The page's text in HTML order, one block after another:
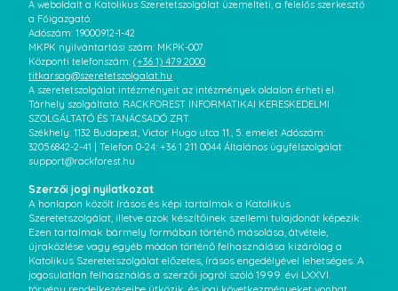
A weboldalt a Katolikus Szeretetszolgálat üzemelteti, a felelős szerkesztő
a Főigazgató.
Adószám: 19000912-1-42
MKPK nyilvántartási szám: MKPK-007
Központi telefonszám: (+36 1) 479 2000
titkarsag@szeretetszolgalat.hu
A szeretetszolgálat intézményeit az intézmények oldalon érheti el.
Tárhely szolgáltató: RACKFOREST INFORMATIKAI KERESKEDELMI
SZOLGÁLTATÓ ÉS TANÁCSADÓ ZRT.
Székhely: 1132 Budapest, Victor Hugo utca 11., 5. emelet Adószám:
32056842-2-41 | Telefon 0-24: +36 1 211 0044 Általános ügyfélszolgálat:
support@rackforest.hu
Szerzői jogi nyilatkozat
A honlapon közölt írásos és képi tartalmak a Katolikus
Szeretetszolgálat, illetve azok készítőinek szellemi tulajdonát képezik.
Ezen tartalmak bármely formában történő másolása, átvétele,
újraközlése vagy egyéb módon történő felhasználása kizárólag a
Katolikus Szeretetszolgálat előzetes, írásos engedélyével lehetséges. A
jogosulatlan felhasználás a szerzői jogról szóló 1999. évi LXXVI.